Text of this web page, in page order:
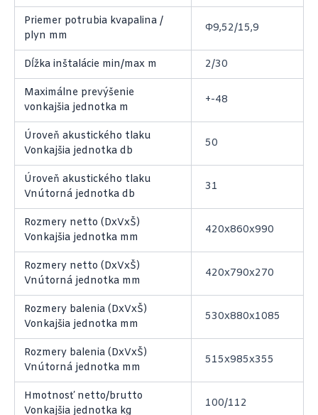
Priemer potrubia kvapalina /
plyn mm
Φ9,52/15,9
Dĺžka inštalácie min/max m 2/30
Maximálne prevýšenie
vonkajšia jednotka m
+-48
Úroveň akustického tlaku
Vonkajšia jednotka db
50
Úroveň akustického tlaku
Vnútorná jednotka db
31
Rozmery netto (DxVxŠ)
Vonkajšia jednotka mm
420x860x990
Rozmery netto (DxVxŠ)
Vnútorná jednotka mm
420x790x270
Rozmery balenia (DxVxŠ)
Vonkajšia jednotka mm
530x880x1085
Rozmery balenia (DxVxŠ)
Vnútorná jednotka mm
515x985x355
Hmotnosť netto/brutto
Vonkajšia jednotka kg
100/112